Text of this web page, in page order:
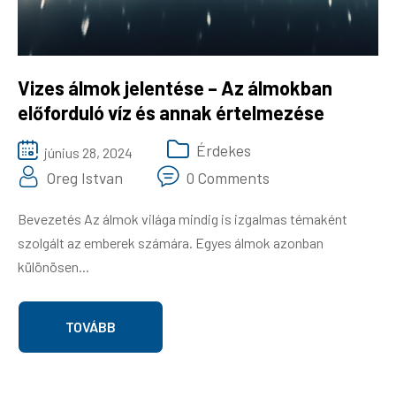
Divat
Ingatlan
Vizes álmok jelentése – Az álmokban
előforduló víz és annak értelmezése
június 28, 2024
Érdekes
Oreg Istvan
0 Comments
Bevezetés Az álmok világa mindig is izgalmas témaként
szolgált az emberek számára. Egyes álmok azonban
különösen...
TOVÁBB